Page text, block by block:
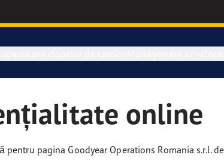
online
pentru pagina Goodyear Operations Romania s.r.l.